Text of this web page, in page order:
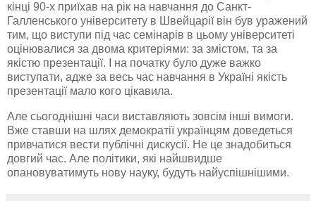
кінці 90-х приїхав на рік на навчання до Санкт-
Галленського університету в Швейцарії він був уражений
тим, що виступи під час семінарів в цьому університеті
оцінювалися за двома критеріями: за змістом, та за
якістю презентації. І на початку було дуже важко
виступати, адже за весь час навчання в Україні якість
презентації мало кого цікавила.
Але сьогоднішні часи виставляють зовсім інші вимоги.
Вже ставши на шлях демократії українцям доведеться
привчатися вести публічні дискусії. Не це знадобиться
довгий час. Але політики, які найшвидше
опановуватимуть нову науку, будуть найуспішнішими.